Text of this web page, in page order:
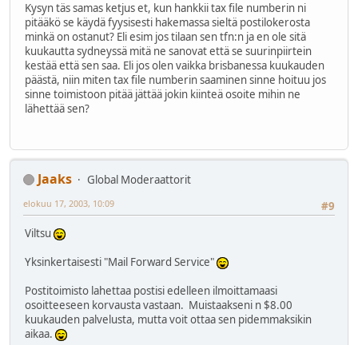
Kysyn täs samas ketjus et, kun hankkii tax file numberin ni
pitääkö se käydä fyysisesti hakemassa sieltä postilokerosta
minkä on ostanut? Eli esim jos tilaan sen tfn:n ja en ole sitä
kuukautta sydneyssä mitä ne sanovat että se suurinpiirtein
kestää että sen saa. Eli jos olen vaikka brisbanessa kuukauden
päästä, niin miten tax file numberin saaminen sinne hoituu jos
sinne toimistoon pitää jättää jokin kiinteä osoite mihin ne
lähettää sen?
Jaaks
Global Moderaattorit
#9
elokuu 17, 2003, 10:09
Viltsu
Yksinkertaisesti "Mail Forward Service"
Postitoimisto lahettaa postisi edelleen ilmoittamaasi
osoitteeseen korvausta vastaan. Muistaakseni n $8.00
kuukauden palvelusta, mutta voit ottaa sen pidemmaksikin
aikaa.